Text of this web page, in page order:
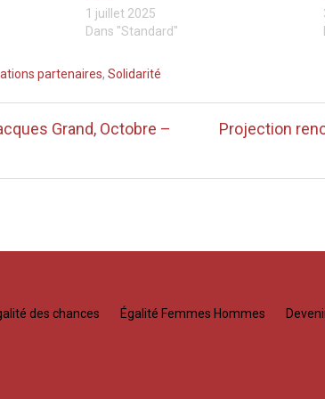
1 juillet 2025
Dans "Standard"
partenaires, Solidarité
Grand, Octobre –
Projection
des chances Égalité Femmes Hommes